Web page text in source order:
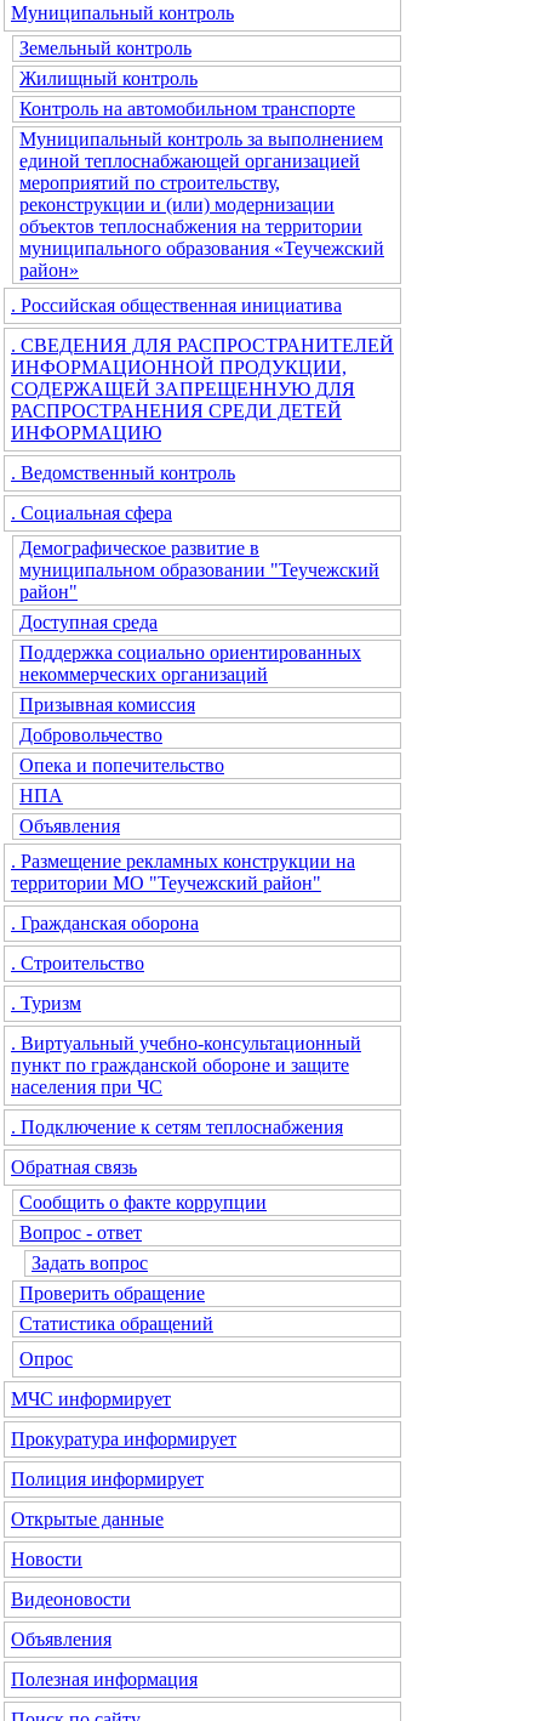
Муниципальный контроль
Земельный контроль
Жилищный контроль
Контроль на автомобильном транспорте
Муниципальный контроль за выполнением
единой теплоснабжающей организацией
мероприятий по строительству,
реконструкции и (или) модернизации
объектов теплоснабжения на территории
муниципального образования «Теучежский
район»
. Российская общественная инициатива
. СВЕДЕНИЯ ДЛЯ РАСПРОСТРАНИТЕЛЕЙ
ИНФОРМАЦИОННОЙ ПРОДУКЦИИ,
СОДЕРЖАЩЕЙ ЗАПРЕЩЕННУЮ ДЛЯ
РАСПРОСТРАНЕНИЯ СРЕДИ ДЕТЕЙ
ИНФОРМАЦИЮ
. Ведомственный контроль
. Социальная сфера
Демографическое развитие в
муниципальном образовании "Теучежский
район"
Доступная среда
Поддержка социально ориентированных
некоммерческих организаций
Призывная комиссия
Добровольчество
Опека и попечительство
НПА
Объявления
. Размещение рекламных конструкции на
территории МО "Теучежский район"
. Гражданская оборона
. Строительство
. Туризм
. Виртуальный учебно-консультационный
пункт по гражданской обороне и защите
населения при ЧС
. Подключение к сетям теплоснабжения
Обратная связь
Сообщить о факте коррупции
Вопрос - ответ
Задать вопрос
Проверить обращение
Статистика обращений
Опрос
МЧС информирует
Прокуратура информирует
Полиция информирует
Открытые данные
Новости
Видеоновости
Объявления
Полезная информация